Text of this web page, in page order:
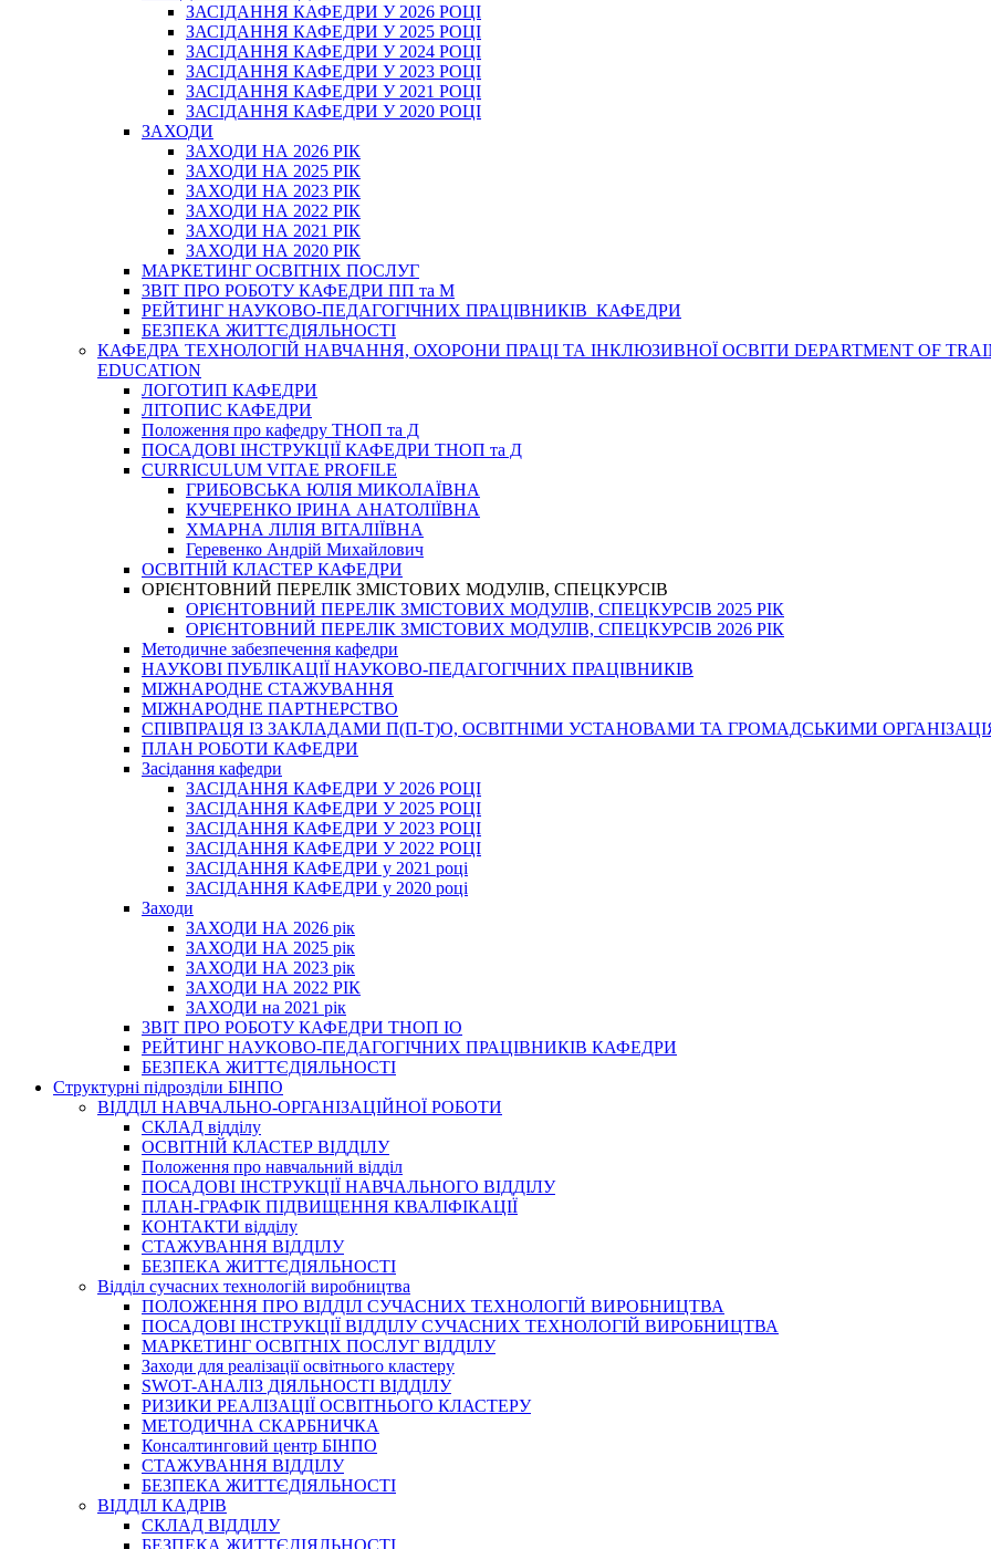
ЗАСІДАННЯ КАФЕДРИ У 2026 РОЦІ
ЗАСІДАННЯ КАФЕДРИ У 2025 РОЦІ
ЗАСІДАННЯ КАФЕДРИ У 2024 РОЦІ
ЗАСІДАННЯ КАФЕДРИ У 2023 РОЦІ
ЗАСІДАННЯ КАФЕДРИ У 2021 РОЦІ
ЗАСІДАННЯ КАФЕДРИ У 2020 РОЦІ
ЗАХОДИ
ЗАХОДИ НА 2026 РІК
ЗАХОДИ НА 2025 РІК
ЗАХОДИ НА 2023 РІК
ЗАХОДИ НА 2022 РІК
ЗАХОДИ НА 2021 РІК
ЗАХОДИ НА 2020 РІК
МАРКЕТИНГ ОСВІТНІХ ПОСЛУГ
3BIT ПРО РОБОТУ КАФЕДРИ ПП та М
РЕЙТИНГ НАУКОВО-ПЕДАГОГІЧНИХ ПРАЦІВНИКІВ КАФЕДРИ
БЕЗПЕКА ЖИТТЄДІЯЛЬНОСТІ
КАФЕДРА ТЕХНОЛОГІЙ НАВЧАННЯ, ОХОРОНИ ПРАЦІ ТА ІНКЛЮЗИВНОЇ ОСВІТИ DEPARTMENT OF
EDUCATION
ЛОГОТИП КАФЕДРИ
ЛІТОПИС КАФЕДРИ
Положення про кафедру ТНОП та Д
ПОСАДОВІ ІНСТРУКЦІЇ КАФЕДРИ ТНОП та Д
CURRICULUM VITAE PROFILE
ГРИБОВСЬКА ЮЛІЯ МИКОЛАЇВНА
КУЧЕРЕНКО ІРИНА АНАТОЛІЇВНА
ХМАРНА ЛІЛІЯ ВІТАЛІЇВНА
Геревенко Андрій Михайлович
ОСВІТНІЙ КЛАСТЕР КАФЕДРИ
ОРІЄНТОВНИЙ ПЕРЕЛІК ЗМІСТОВИХ МОДУЛІВ, СПЕЦКУРСІВ
ОРІЄНТОВНИЙ ПЕРЕЛІК ЗМІСТОВИХ МОДУЛІВ, СПЕЦКУРСІВ 2025 РІК
ОРІЄНТОВНИЙ ПЕРЕЛІК ЗМІСТОВИХ МОДУЛІВ, СПЕЦКУРСІВ 2026 РІК
Методичне забезпечення кафедри
НАУКОВІ ПУБЛІКАЦІЇ НАУКОВО-ПЕДАГОГІЧНИХ ПРАЦІВНИКІВ
МІЖНАРОДНЕ СТАЖУВАННЯ
МІЖНАРОДНЕ ПАРТНЕРСТВО
СПІВПРАЦЯ ІЗ ЗАКЛАДАМИ П(П-Т)О, ОСВІТНІМИ УСТАНОВАМИ ТА ГРОМАДСЬКИМИ
ПЛАН РОБОТИ КАФЕДРИ
Засідання кафедри
ЗАСІДАННЯ КАФЕДРИ У 2026 РОЦІ
ЗАСІДАННЯ КАФЕДРИ У 2025 РОЦІ
ЗАСІДАННЯ КАФЕДРИ У 2023 РОЦІ
ЗАСІДАННЯ КАФЕДРИ У 2022 РОЦІ
ЗАСІДАННЯ КАФЕДРИ у 2021 році
ЗАСІДАННЯ КАФЕДРИ у 2020 році
Заходи
ЗАХОДИ НА 2026 рік
ЗАХОДИ НА 2025 рік
ЗАХОДИ НА 2023 рік
ЗАХОДИ НА 2022 РІК
ЗАХОДИ на 2021 рік
3BIT ПРО РОБОТУ КАФЕДРИ ТНОП ІО
РЕЙТИНГ НАУКОВО-ПЕДАГОГІЧНИХ ПРАЦІВНИКІВ КАФЕДРИ
БЕЗПЕКА ЖИТТЄДІЯЛЬНОСТІ
Структурні підрозділи БІНПО
ВІДДІЛ НАВЧАЛЬНО-ОРГАНІЗАЦІЙНОЇ РОБОТИ
СКЛАД відділу
ОСВІТНІЙ КЛАСТЕР ВІДДІЛУ
Положення про навчальний вiддiл
ПОСАДОВІ ІНСТРУКЦІЇ НАВЧАЛЬНОГО ВІДДІЛУ
ПЛАН-ГРАФІК ПІДВИЩЕННЯ КВАЛІФІКАЦІЇ
КОНТАКТИ відділу
СТАЖУВАННЯ ВІДДІЛУ
БЕЗПЕКА ЖИТТЄДІЯЛЬНОСТІ
Відділ сучасних технологій виробництва
ПОЛОЖЕННЯ ПРО ВІДДІЛ СУЧАСНИХ ТЕХНОЛОГІЙ ВИРОБНИЦТВА
ПОСАДОВІ ІНСТРУКЦІЇ ВІДДІЛУ СУЧАСНИХ ТЕХНОЛОГІЙ ВИРОБНИЦТВА
МАРКЕТИНГ ОСВІТНІХ ПОСЛУГ ВІДДІЛУ
Заходи для реалізації освітнього кластеру
SWOT-АНАЛІЗ ДІЯЛЬНОСТІ ВІДДІЛУ
РИЗИКИ РЕАЛІЗАЦІЇ ОСВІТНЬОГО КЛАСТЕРУ
МЕТОДИЧНА СКАРБНИЧКА
Консалтинговий центр БІНПО
СТАЖУВАННЯ ВІДДІЛУ
БЕЗПЕКА ЖИТТЄДІЯЛЬНОСТІ
ВІДДІЛ КАДРІВ
СКЛАД ВІДДІЛУ
БЕЗПЕКА ЖИТТЄДІЯЛЬНОСТІ